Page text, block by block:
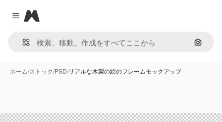
Close menu
Magnific
画像で
ホーム/ストック/PSD/リアルな木製の絵のフレームモックアップ